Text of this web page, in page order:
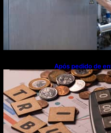
Após pedido de
flexibiliza regras